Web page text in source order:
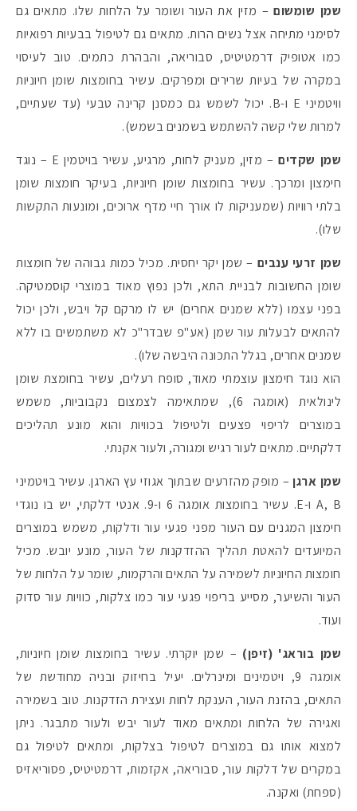
שמן שומשום– מזין את העור ושומר על הלחות שלו. מתאים גם
לסימני מתיחה אצל נשים הרות. מתאים גם לטיפול בבעיות רפואיות
כמו אטופיק דרמטיטיס, סבוריאה, והבהרת כתמים. טוב לעיסוי
במקרה של בעיות שרירים ומפרקים. עשיר בחומצות שומן חיוניות
וויטמיני E ו-B. יכול לשמש גם כמסנן קרינה טבעי (עד שעתיים,
למרות שלי קשה להשתמש בשמנים בשמש).
שמן שקדים
– מזין, מעניק לחות, מרגיע, עשיר בויטמין E – נוגד
חימצון ומרכך. עשיר בחומצות שומן חיוניות, בעיקר חומצות שומן
בלתי רוויות (שמעניקות לו אורך חיי מדף ארוכים, ומונעות התקשות
שלו).
שמן זרעי ענבים – שמן יקר יחסית. מכיל כמות גבוהה של חומצות
שומן החשובות לבניית התא, ולכן נפוץ מאוד במוצרי קוסמטיקה.
בפני עצמו (ללא שמנים אחרים) יש לו מרקם קל ויבש, ולכן יכול
להתאים לבעלות עור שמן (אע"פ שבדר"כ לא משתמשים בו ללא
שמנים אחרים, בגלל התכונה היבשה שלו).
הוא נוגד חימצון עוצמתי מאוד, סופח רעלים, עשיר בחומצת שומן
לינולאית (אומגה 6), שמתאימה לצמצום נקבוביות, משמש
במוצרים לריפוי פצעים ולטיפול בכוויות והוא מונע תהליכים
דלקתיים. מתאים לעור רגיש ומגורה, ולעור אקנתי.
שמן ארגן – מופק מהזרעים שבתוך אגוזי עץ הארגן. עשיר בויטמיני
A, B ו-E. עשיר בחומצות אומגה 6 ו-9. אנטי דלקתי, יש בו נוגדי
חימצון המגנים עם העור מפני פגעי עור ודלקות, משמש במוצרים
המיועדים להאטת תהליך ההזדקנות של העור, מונע יובש. מכיל
חומצות החיוניות לשמירה על התאים והרקמות, שומר על הלחות של
העור והשיער, מסייע בריפוי פגעי עור כמו צלקות, כוויות עור סדוק
ועוד.
שמן בוראג' (זיפן) – שמן יוקרתי. עשיר בחומצות שומן חיוניות,
אומגה 9, ויטמינים ומינרלים. יעיל בחיזוק ובניה מחודשת של
התאים, בהזנת העור, הענקת לחות ועצירת הזדקנות. טוב בשמירה
ואגירה של הלחות ומתאים מאוד לעור יבש ולעור מתבגר. ניתן
למצוא אותו גם במוצרים לטיפול בצלקות, ומתאים לטיפול גם
במקרים של דלקות עור, סבוריאה, אקזמות, דרמטיטיס, פסוריאזיס
(ספחת) ואקנה.